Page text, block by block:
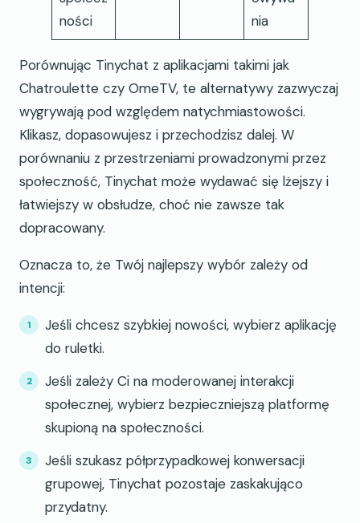
ności
nia
Porównując Tinychat z aplikacjami takimi jak
Chatroulette czy OmeTV, te alternatywy zazwyczaj
wygrywają pod względem natychmiastowości.
Klikasz, dopasowujesz i przechodzisz dalej. W
porównaniu z przestrzeniami prowadzonymi przez
społeczność, Tinychat może wydawać się lżejszy i
łatwiejszy w obsłudze, choć nie zawsze tak
dopracowany.
Oznacza to, że Twój najlepszy wybór zależy od
intencji:
Jeśli chcesz szybkiej nowości, wybierz aplikację
do ruletki.
Jeśli zależy Ci na moderowanej interakcji
społecznej, wybierz bezpieczniejszą platformę
skupioną na społeczności.
Jeśli szukasz półprzypadkowej konwersacji
grupowej, Tinychat pozostaje zaskakująco
przydatny.